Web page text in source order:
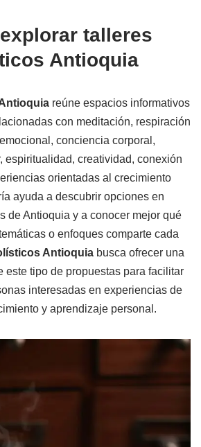
talleres
Antioquia
reúne espacios informativos
con meditación, respiración
conciencia corporal,
espiritualidad, creatividad, conexión
orientadas al crecimiento
ayuda a descubrir opciones en
de Antioquia y a conocer mejor qué
o enfoques comparte cada
Antioquia busca ofrecer una
este tipo de propuestas para facilitar
interesadas en experiencias de
y aprendizaje personal.